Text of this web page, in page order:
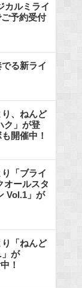
カルミライ
予約受付
る新ライ
、ねんど
ク」が登
開催中！
「ブライ
オールスタ
Vol.1」が
「ねんど
が
！